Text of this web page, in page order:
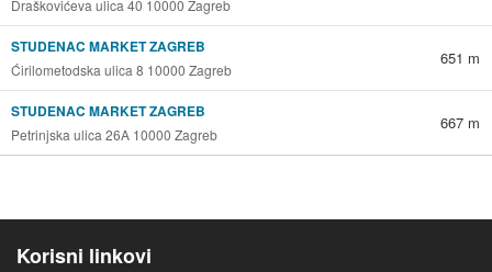
Draškovićeva ulica 40 10000 Zagreb
STUDENAC MARKET ZAGREB
Ćirilometodska ulica 8 10000 Zagreb
651 m
STUDENAC MARKET ZAGREB
Petrinjska ulica 26A 10000 Zagreb
667 m
Korisni linkovi